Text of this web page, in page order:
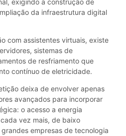
exigindo a construção de
da infraestrutura digital
com assistentes virtuais, existe
sistemas de
de resfriamento que
contínuo de eletricidade.
deixa de envolver apenas
avançados para incorporar
o acesso a energia
vez mais, de baixo
empresas de tecnologia